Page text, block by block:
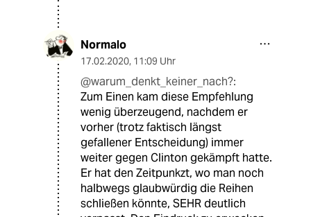
Normalo
17.02.2020, 11:09 Uhr
@warum_denkt_keiner_nach?:
Zum Einen kam diese Empfehlung
wenig überzeugend, nachdem er
vorher (trotz faktisch längst
gefallener Entscheidung) immer
weiter gegen Clinton gekämpft hatte.
Er hat den Zeitpunkzt, wo man noch
halbwegs glaubwürdig die Reihen
schließen könnte, SEHR deutlich